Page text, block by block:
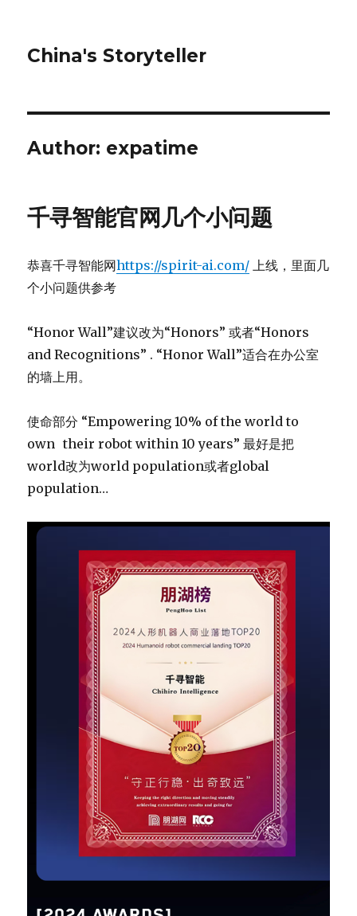
China's Storyteller
Author: expatime
千寻智能官网几个小问题
恭喜千寻智能网https://spirit-ai.com/ 上线，里面几
个小问题供参考
“Honor Wall”建议改为“Honors” 或者“Honors
and Recognitions” . “Honor Wall”适合在办公室
的墙上用。
使命部分 “Empowering 10% of the world to
own their robot within 10 years” 最好是把
world改为world population或者global
population…